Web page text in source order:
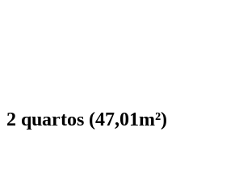
2 quartos (47,01m²)